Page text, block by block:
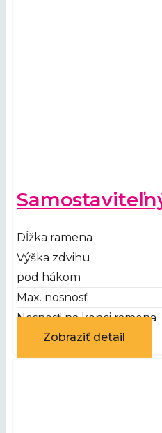
Dĺžka ramena
Výška zdvihu
pod hákom
Max. nosnosť
Nosnosť na konci ramena
Zobraziť detail